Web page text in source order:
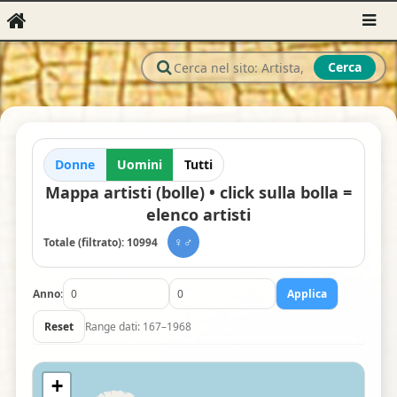
Cerca
Donne Uomini Tutti
Mappa artisti (bolle) • click sulla bolla =
elenco artisti
Totale (filtrato): 10994 ♀♂
Anno: Applica
Reset Range dati: 167–1968
+